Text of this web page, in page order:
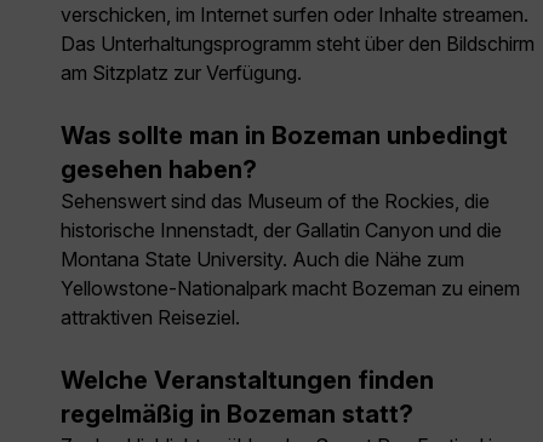
verschicken, im Internet surfen oder Inhalte streamen.
Das Unterhaltungsprogramm steht über den Bildschirm
am Sitzplatz zur Verfügung.
Was sollte man in Bozeman unbedingt
gesehen haben?
Sehenswert sind das Museum of the Rockies, die
historische Innenstadt, der Gallatin Canyon und die
Montana State University. Auch die Nähe zum
Yellowstone-Nationalpark macht Bozeman zu einem
attraktiven Reiseziel.
Welche Veranstaltungen finden
regelmäßig in Bozeman statt?